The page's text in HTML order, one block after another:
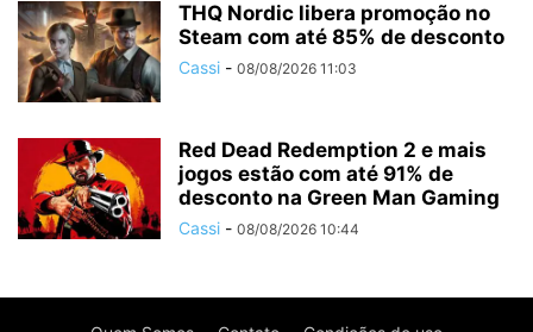
THQ Nordic libera promoção no
Steam com até 85% de desconto
Cassi - 08/08/2026 11:03
Red Dead Redemption 2 e mais
jogos estão com até 91% de
desconto na Green Man Gaming
Cassi - 08/08/2026 10:44